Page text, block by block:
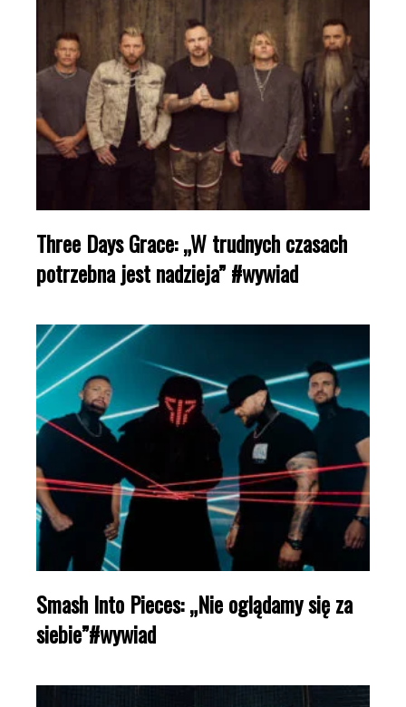
Three Days Grace: „W trudnych czasach
potrzebna jest nadzieja” #wywiad
Smash Into Pieces: „Nie oglądamy się za
siebie”#wywiad